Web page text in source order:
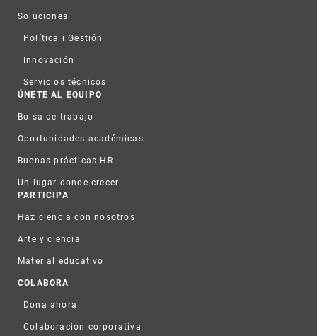
Soluciones
Política i Gestión
Innovación
Servicios técnicos
ÚNETE AL EQUIPO
Bolsa de trabajo
Oportunidades académicas
Buenas prácticas HR
Un lugar donde crecer
PARTICIPA
Haz ciencia con nosotros
Arte y ciencia
Material educativo
COLABORA
Dona ahora
Colaboración corporativa